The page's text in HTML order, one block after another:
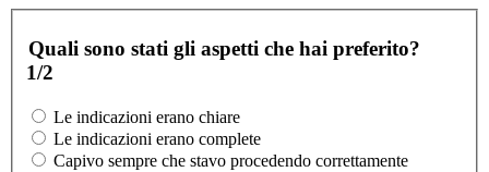
Quali sono stati gli aspetti che hai preferito?
1/2
Le indicazioni erano chiare
Le indicazioni erano complete
Capivo sempre che stavo procedendo correttamente